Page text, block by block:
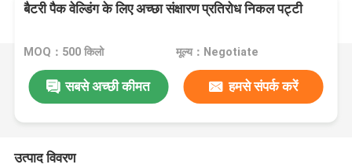
बैटरी पैक वेल्डिंग के लिए अच्छा संक्षारण प्रतिरोध निकल पट्टी
MOQ：500 किलो मूल्य：Negotiate
सबसे अच्छी कीमत हमसे संपर्क करें
उत्पाद विवरण